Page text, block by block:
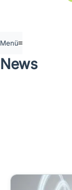
Menü
News